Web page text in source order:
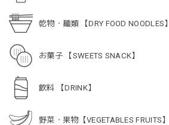
乾物・麺類 【DRY FOOD NOODLES】
お菓子 【SWEETS SNACK】
飲料 【DRINK】
野菜・果物【VEGETABLES FRUITS】